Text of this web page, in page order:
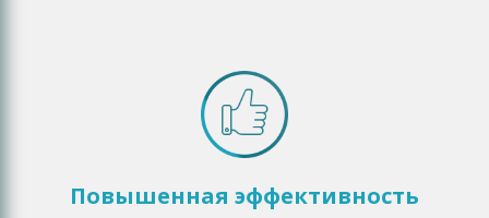
Повышенная эффективность